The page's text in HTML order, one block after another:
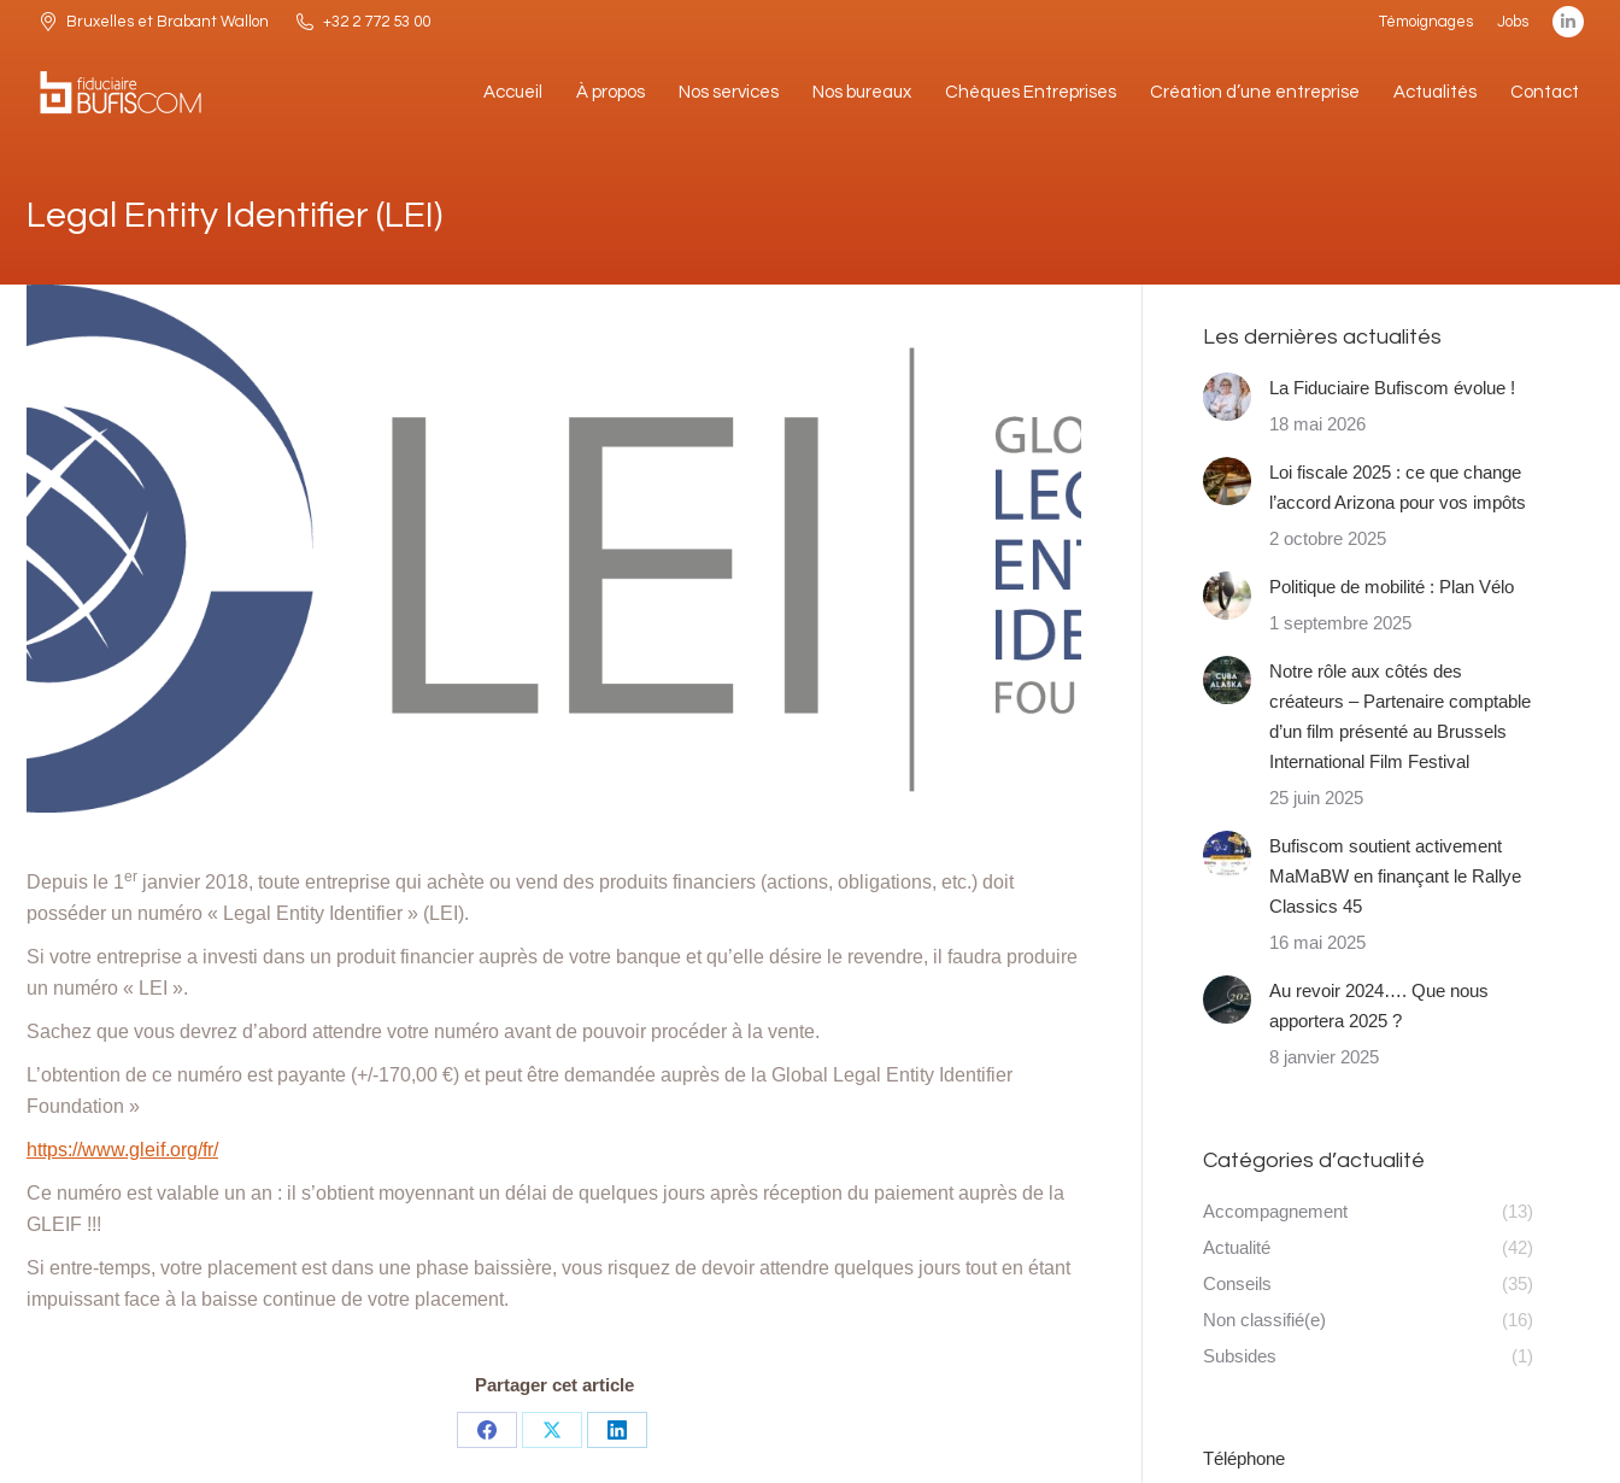
Bruxelles et Brabant Wallon +32 2 772 53 00 Témoignages Jobs
opens
Accueil À propos Nos services Nos bureaux Chèques Entreprises Création d’une entreprise Actualités Contact
Legal Entity Identifier (LEI)
Depuis le 1er janvier 2018, toute entreprise qui achète ou vend des produits financiers (actions, obligations, etc.) doit
posséder un numéro « Legal Entity Identifier » (LEI).
Si votre entreprise a investi dans un produit financier auprès de votre banque et qu’elle désire le revendre, il faudra produire
un numéro « LEI ».
Sachez que vous devrez d’abord attendre votre numéro avant de pouvoir procéder à la vente.
L’obtention de ce numéro est payante (+/-170,00 €) et peut être demandée auprès de la Global Legal Entity Identifier
Foundation »
https://www.gleif.org/fr/
Ce numéro est valable un an : il s’obtient moyennant un délai de quelques jours après réception du paiement auprès de la
GLEIF !!!
Si entre-temps, votre placement est dans une phase baissière, vous risquez de devoir attendre quelques jours tout en étant
impuissant face à la baisse continue de votre placement.
Partager cet article
Share
Share
Share
Les dernières actualités
La Fiduciaire Bufiscom évolue !
18 mai 2026
Loi fiscale 2025 : ce que change
l’accord Arizona pour vos impôts
2 octobre 2025
Politique de mobilité : Plan Vélo
1 septembre 2025
Notre rôle aux côtés des
créateurs – Partenaire comptable
d’un film présenté au Brussels
International Film Festival
25 juin 2025
Bufiscom soutient activement
MaMaBW en finançant le Rallye
Classics 45
16 mai 2025
Au revoir 2024…. Que nous
apportera 2025 ?
8 janvier 2025
Catégories d’actualité
Accompagnement
(13)
Actualité
(42)
Conseils
(35)
Non classifié(e)
(16)
Subsides
(1)
Téléphone
Contact